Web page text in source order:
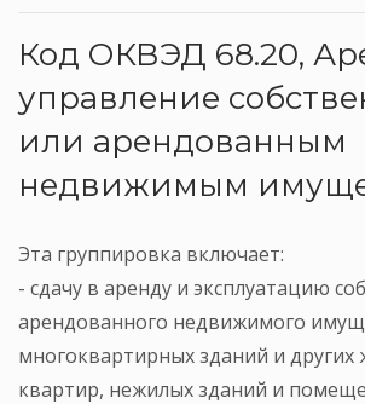
Код ОКВЭД 68.20,
управление
или арендованным
недвижимым
Эта группировка включает:
- сдачу в аренду и эксплуатацию
арендованного недвижимого
многоквартирных зданий и
квартир, нежилых зданий и